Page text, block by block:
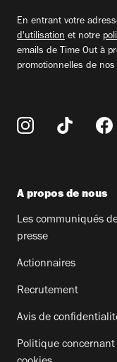
En entrant votre
d'utilisation et notre
emails de Time Out à
promotionnelles de
A propos de nous
Les communiqués
presse
Actionnaires
Recrutement
Avis de
Politique concernant